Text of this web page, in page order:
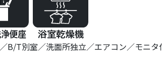
B/T別室 洗面所独立 エアコン モニ